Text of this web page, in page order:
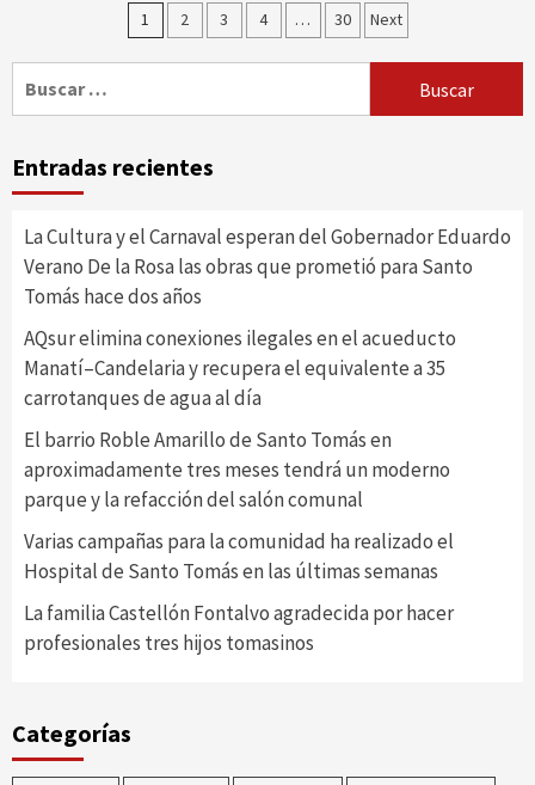
Paginación
de
entradas
1 2 3 4 … 30 Next
Entradas recientes
La Cultura y el Carnaval esperan del Gobernador Eduardo
Verano De la Rosa las obras que prometió para Santo
Tomás hace dos años
AQsur elimina conexiones ilegales en el acueducto
Manatí–Candelaria y recupera el equivalente a 35
carrotanques de agua al día
El barrio Roble Amarillo de Santo Tomás en
aproximadamente tres meses tendrá un moderno
parque y la refacción del salón comunal
Varias campañas para la comunidad ha realizado el
Hospital de Santo Tomás en las últimas semanas
La familia Castellón Fontalvo agradecida por hacer
profesionales tres hijos tomasinos
Categorías